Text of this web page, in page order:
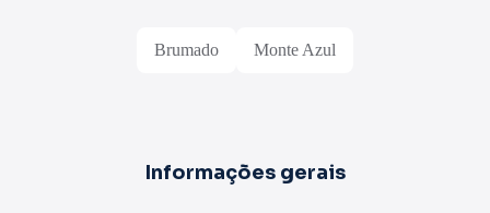
Brumado Monte Azul
Informações gerais